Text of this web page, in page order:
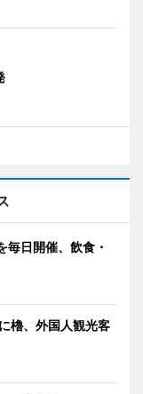
日開催、飲食・
櫓、外国人観光客